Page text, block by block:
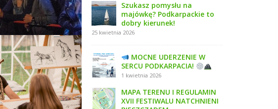
Szukasz pomysłu na
majówkę? Podkarpackie to
dobry kierunek!
25 kwietnia 2026
MOCNE UDERZENIE W
SERCU PODKARPACIA!
1 kwietnia 2026
MAPA TERENU I REGULAMIN
XVII FESTIWALU NATCHNIENI